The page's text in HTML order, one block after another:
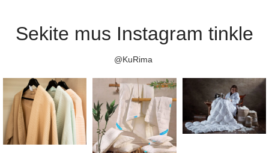
Sekite mus Instagram tinkle
@KuRima